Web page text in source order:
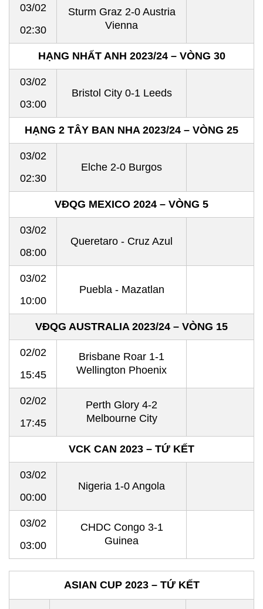
03/02
02:30
Sturm Graz 2-0 Austria
Vienna
HẠNG NHẤT ANH 2023/24 – VÒNG 30
03/02
03:00
Bristol City 0-1 Leeds
HẠNG 2 TÂY BAN NHA 2023/24 – VÒNG 25
03/02
02:30
Elche 2-0 Burgos
VĐQG MEXICO 2024 – VÒNG 5
03/02
08:00
Queretaro - Cruz Azul
03/02
10:00
Puebla - Mazatlan
VĐQG AUSTRALIA 2023/24 – VÒNG 15
02/02
15:45
Brisbane Roar 1-1
Wellington Phoenix
02/02
17:45
Perth Glory 4-2
Melbourne City
VCK CAN 2023 – TỨ KẾT
03/02
00:00
Nigeria 1-0 Angola
03/02
03:00
CHDC Congo 3-1
Guinea
ASIAN CUP 2023 – TỨ KẾT